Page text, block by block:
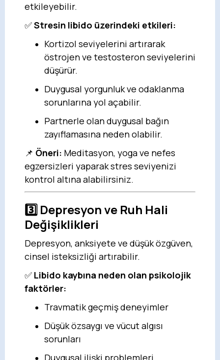
etkileyebilir.
✅Stresin libido üzerindeki etkileri:
Kortizol seviyelerini artırarak
östrojen ve testosteron seviyelerini
düşürür.
Duygusal yorgunluk ve odaklanma
sorunlarına yol açabilir.
Partnerle olan duygusal bağın
zayıflamasına neden olabilir.
📌 Öneri: Meditasyon, yoga ve nefes
egzersizleri yaparak stres seviyenizi
kontrol altına alabilirsiniz.
3️⃣Depresyon ve Ruh Hali
Değişiklikleri
Depresyon, anksiyete ve düşük özgüven,
cinsel isteksizliği artırabilir.
✅ Libido kaybına neden olan psikolojik
faktörler:
Travmatik geçmiş deneyimler
Düşük özsaygı ve vücut algısı
sorunları